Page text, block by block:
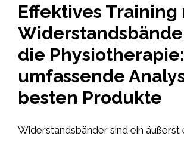
Effektives Training
die
umfassende
besten Produkte
Widerstandsbänder sind ein äußerst